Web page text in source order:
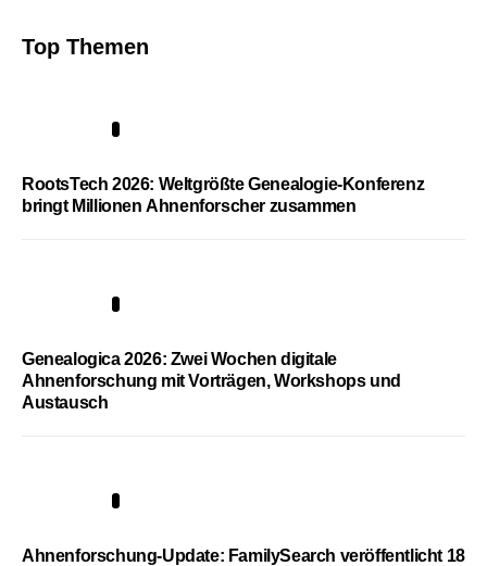
Top Themen
RootsTech 2026: Weltgrößte Genealogie-Konferenz
bringt Millionen Ahnenforscher zusammen
Genealogica 2026: Zwei Wochen digitale
Ahnenforschung mit Vorträgen, Workshops und
Austausch
Ahnenforschung-Update: FamilySearch veröffentlicht 18